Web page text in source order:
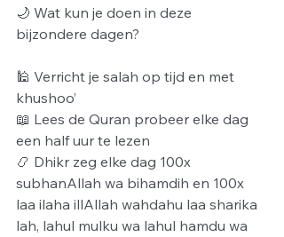
🌙 Wat kun je doen in deze
bijzondere dagen?
🕌 Verricht je salah op tijd en met
khushoo’
📖 Lees de Quran probeer elke dag
een half uur te lezen
📿 Dhikr zeg elke dag 100x
subhanAllah wa bihamdih en 100x
laa ilaha illAllah wahdahu laa sharika
lah, lahul mulku wa lahul hamdu wa